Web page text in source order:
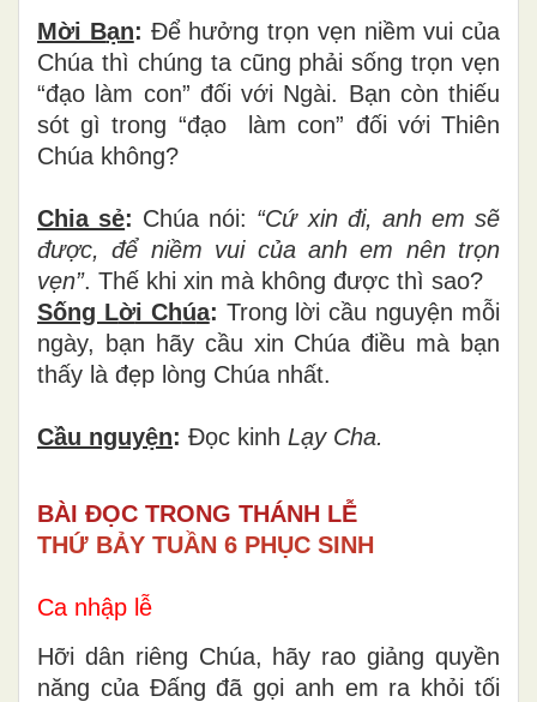
Mời Bạn: Đểhưởng trọn vẹn niềm vui của
Chúa thì chúng ta cũng phải sống trọn vẹn
“đạo làm con” đối với Ngài. Bạn còn thiếu
sót gì trong “đạo làm con” đối với Thiên
Chúa không?
Chia sẻ: Chúa nói: “Cứxin đi, anh em sẽ
được,đểniềm vui của anh em nên trọn
vẹn”. Thế khi xin mà không được thì sao?
Sống Lời Chúa: Trong lời cầu nguyện mỗi
ngày, bạn hãy cầu xin Chúađiều mà bạn
thấy là đẹp lòng Chúa nhất.
Cầu nguyện: Đọc kinh Lạy Cha.
BÀI ĐỌC TRONG THÁNH LỄ
THỨ BẢY TUẦN 6 PHỤC SINH
Ca nhập lễ
Hỡi dân riêng Chúa, hãy rao giảng quyền
năng của Đấng đã gọi anh em ra khỏi tối